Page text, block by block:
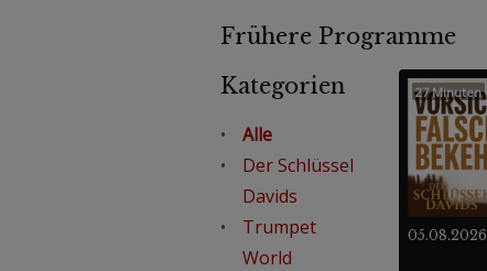
Frühere Programme
Kategorien
Alle
Der Schlüssel
Davids
Trumpet
World
05.08.2026
27 Minuten